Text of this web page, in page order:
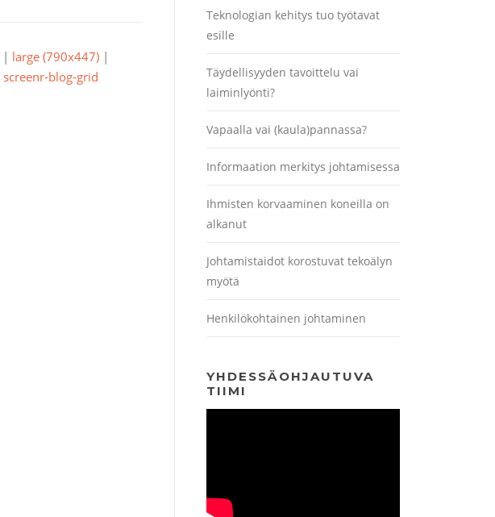
| large (790x447) |
screenr-blog-grid
Teknologian kehitys tuo työtavat
esille
Täydellisyyden tavoittelu vai
laiminlyönti?
Vapaalla vai (kaula)pannassa?
Informaation merkitys johtamisessa
Ihmisten korvaaminen koneilla on
alkanut
Johtamistaidot korostuvat tekoälyn
myötä
Henkilökohtainen johtaminen
YHDESSÄOHJAUTUVA
TIIMI